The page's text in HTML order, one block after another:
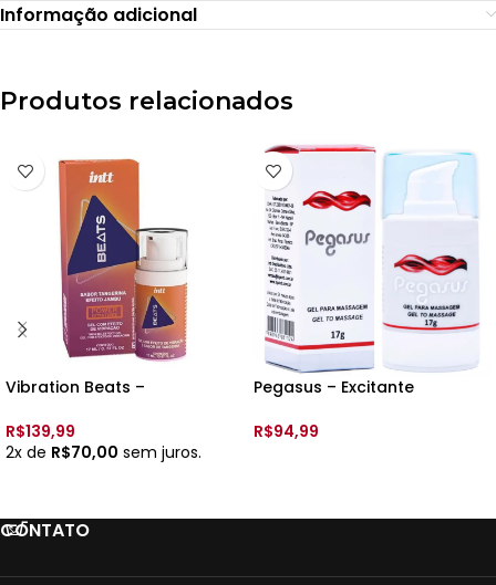
Informação adicional
Produtos relacionados
Vibration Beats –
17ml – Intt – Sabor:
Tangerina
R$139,99
2x de R$70,00 sem juros.
Pegasus – Excitante
R$94,99
CONTATO